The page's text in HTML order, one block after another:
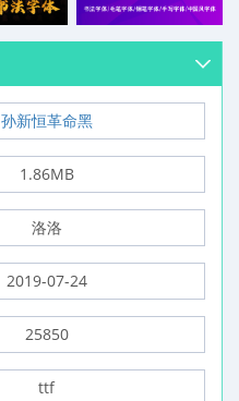
孙新恒革命黑
1.86MB
洛洛
2019-07-24
25850
ttf